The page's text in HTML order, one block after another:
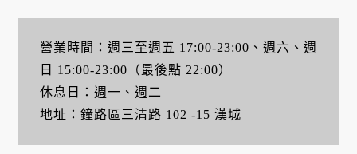
營業時間：週三至週五 17:00-23:00、週六、週
日 15:00-23:00（最後點 22:00）
休息日：週一、週二
地址：鐘路區三清路 102 -15 漢城